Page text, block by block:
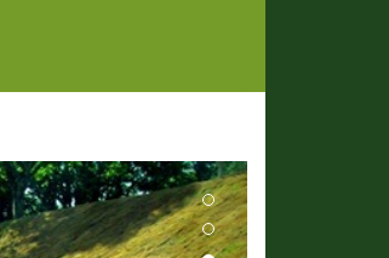
Next